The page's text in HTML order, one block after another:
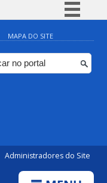
Simplifique!
Comunica BR
Participe
MAPA DO SITE
Administradores do Site